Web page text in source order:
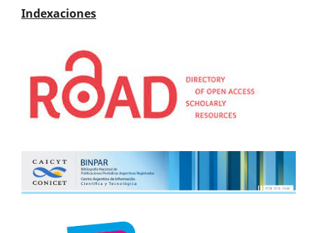
Indexaciones